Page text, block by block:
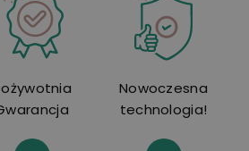
Nowoczesna
technologia!